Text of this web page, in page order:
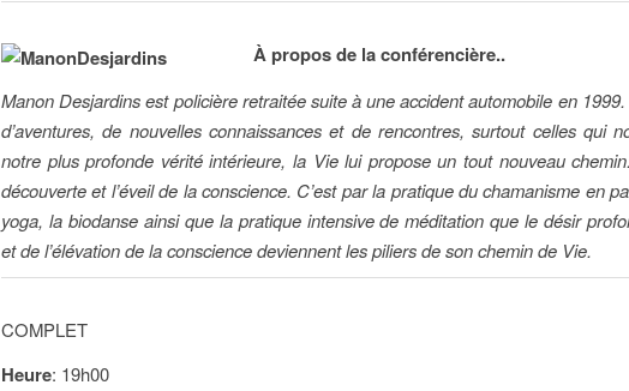
À propos de la conférencière..
Manon Desjardins est policière retraitée suite à une accident automobile en
d’aventures, de nouvelles connaissances et de rencontres, surtout celles qui
notre plus profonde vérité intérieure, la Vie lui propose un tout nouveau
découverte et l’éveil de la conscience. C’est par la pratique du chamanisme en
yoga, la biodanse ainsi que la pratique intensive de méditation que le désir
et de l’élévation de la conscience deviennent les piliers de son chemin de Vie.
COMPLET
Heure: 19h00